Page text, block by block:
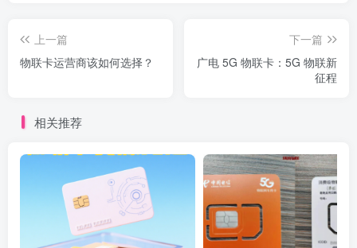
上一篇
物联卡运营商该如何选择？
下一篇
广电 5G 物联卡：5G 物联新
征程
相关推荐